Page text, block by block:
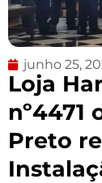
junho 25,
Loja
nº4471
Preto